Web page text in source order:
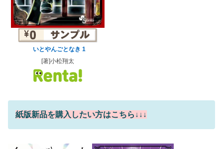
いとやんごとなき 1
[著]小松翔太
紙版新品を購入したい方はこちら↓↓↓